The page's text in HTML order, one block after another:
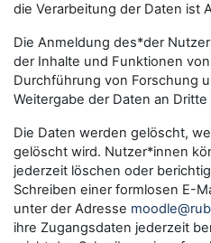
die Verarbeitung der Daten ist
Die Anmeldung des*der
der Inhalte und Funktionen
Durchführung von Forschung
Weitergabe der Daten an
Die Daten werden gelöscht,
gelöscht wird. Nutzer*innen
jederzeit löschen oder
Schreiben einer formlosen E-
unter der Adresse
ihre Zugangsdaten jederzeit